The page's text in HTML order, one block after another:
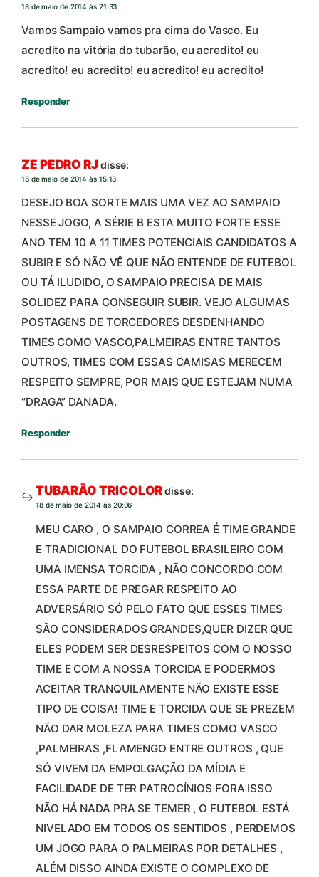
18 de maio de 2014 às 21:33
Vamos Sampaio vamos pra cima do Vasco. Eu
acredito na vitória do tubarão, eu acredito! eu
acredito! eu acredito! eu acredito! eu acredito!
Responder
ZE PEDRO RJdisse:
18 de maio de 2014 às 15:13
DESEJO BOA SORTE MAIS UMA VEZ AO SAMPAIO
NESSE JOGO, A SÉRIE B ESTA MUITO FORTE ESSE
ANO TEM 10 A 11 TIMES POTENCIAIS CANDIDATOS A
SUBIR E SÓ NÃO VÊ QUE NÃO ENTENDE DE FUTEBOL
OU TÁ ILUDIDO, O SAMPAIO PRECISA DE MAIS
SOLIDEZ PARA CONSEGUIR SUBIR. VEJO ALGUMAS
POSTAGENS DE TORCEDORES DESDENHANDO
TIMES COMO VASCO,PALMEIRAS ENTRE TANTOS
OUTROS, TIMES COM ESSAS CAMISAS MERECEM
RESPEITO SEMPRE, POR MAIS QUE ESTEJAM NUMA
“DRAGA” DANADA.
Responder
TUBARÃO TRICOLORdisse:
18 de maio de 2014 às 20:06
MEU CARO , O SAMPAIO CORREA É TIME GRANDE
E TRADICIONAL DO FUTEBOL BRASILEIRO COM
UMA IMENSA TORCIDA , NÃO CONCORDO COM
ESSA PARTE DE PREGAR RESPEITO AO
ADVERSÁRIO SÓ PELO FATO QUE ESSES TIMES
SÃO CONSIDERADOS GRANDES,QUER DIZER QUE
ELES PODEM SER DESRESPEITOS COM O NOSSO
TIME E COM A NOSSA TORCIDA E PODERMOS
ACEITAR TRANQUILAMENTE NÃO EXISTE ESSE
TIPO DE COISA! TIME E TORCIDA QUE SE PREZEM
NÃO DAR MOLEZA PARA TIMES COMO VASCO
,PALMEIRAS ,FLAMENGO ENTRE OUTROS , QUE
SÓ VIVEM DA EMPOLGAÇÃO DA MÍDIA E
FACILIDADE DE TER PATROCÍNIOS FORA ISSO
NÃO HÁ NADA PRA SE TEMER , O FUTEBOL ESTÁ
NIVELADO EM TODOS OS SENTIDOS , PERDEMOS
UM JOGO PARA O PALMEIRAS POR DETALHES ,
ALÉM DISSO AINDA EXISTE O COMPLEXO DE